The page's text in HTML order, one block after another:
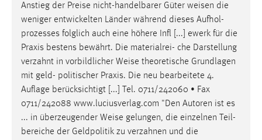
Anstieg der Preise nicht-handelbarer Güter weisen die
weniger entwickelten Länder während dieses Aufhol-
prozesses folglich auch eine höhere Infl [...] ewerk für die
Praxis bestens bewährt. Die materialrei- che Darstellung
verzahnt in vorbildlicher Weise theoretische Grundlagen
mit geld- politischer Praxis. Die neu bearbeitete 4.
Auflage berücksichtigt [...] Tel. 0711/242060 • Fax
0711/242088 www.luciusverlag.com "Den Autoren ist es
... in überzeugender Weise gelungen, die einzelnen Teil-
bereiche der Geldpolitik zu verzahnen und die